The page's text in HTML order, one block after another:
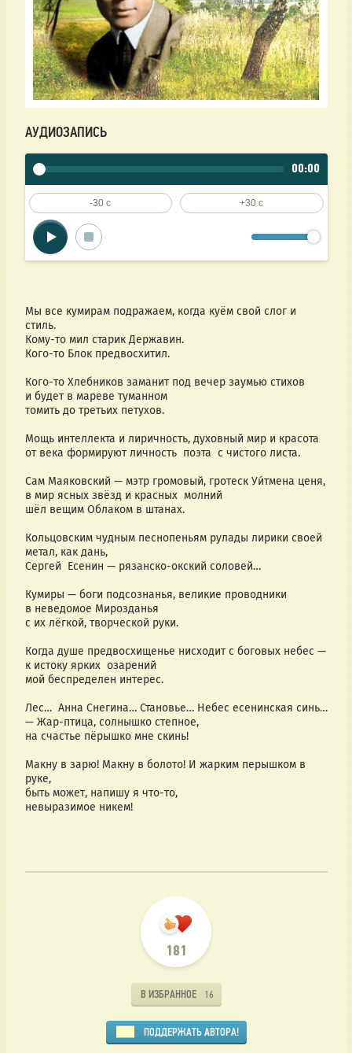
АУДИОЗАПИСЬ
00:00
-30 c +30 c
Мы все кумирам подражаем, когда куём свой слог и
стиль.
Кому-то мил старик Державин.
Кого-то Блок предвосхитил.
Кого-то Хлебников заманит под вечер заумью стихов
и будет в мареве туманном
томить до третьих петухов.
Мощь интеллекта и лиричность, духовный мир и красота
от века формируют личность  поэта  с чистого листа.
Сам Маяковский — мэтр громовый, гротеск Уи́тмена ценя,
в мир ясных звёзд и красных  молний
шёл вещим Облаком в штанах.
Кольцовским чудным песнопеньям рулады лирики своей
метал, как дань,
Сергей  Есенин — рязанско-окский соловей…
Кумиры — боги подсознанья, великие проводники
в неведомое Мирозданья
с их лёгкой, творческой руки.
Когда душе предвосхищенье нисходит с боговых небес —
к истоку ярких  озарений
мой беспределен интерес.
Лес…  Анна Снегина… Становье… Небес есенинская синь…
— Жар-птица, солнышко степное,
на счастье пёрышко мне скинь!
Макну в зарю! Макну в болото! И жарким перышком в
руке,
быть может, напишу я что-то,
невыразимое никем!
181
В ИЗБРАННОЕ 16
ПОДДЕРЖАТЬ АВТОРА!